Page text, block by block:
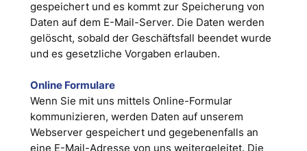
gespeichert und es kommt zur Speicherung von
Daten auf dem E-Mail-Server. Die Daten werden
gelöscht, sobald der Geschäftsfall beendet wurde
und es gesetzliche Vorgaben erlauben.
Online Formulare
Wenn Sie mit uns mittels Online-Formular
kommunizieren, werden Daten auf unserem
Webserver gespeichert und gegebenenfalls an